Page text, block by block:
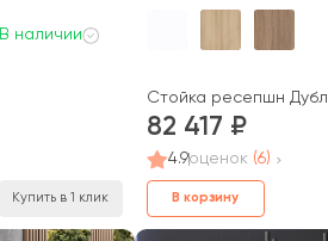
В наличии
Купить в 1 клик
Стойка ресепшн
82 417
4.9оценок (6)
В корзину